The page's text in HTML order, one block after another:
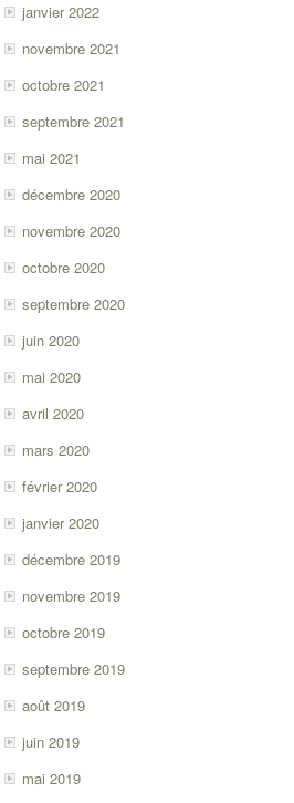
janvier 2022
novembre 2021
octobre 2021
septembre 2021
mai 2021
décembre 2020
novembre 2020
octobre 2020
septembre 2020
juin 2020
mai 2020
avril 2020
mars 2020
février 2020
janvier 2020
décembre 2019
novembre 2019
octobre 2019
septembre 2019
août 2019
juin 2019
mai 2019